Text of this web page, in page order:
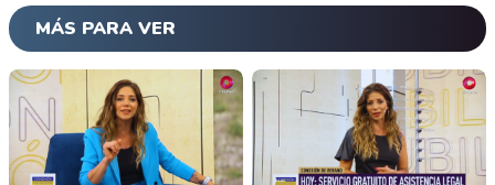
MÁS PARA VER